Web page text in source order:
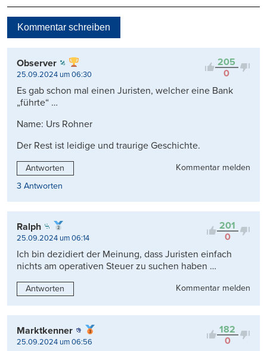
Kontrovers
Kommentar schreiben
205
0
Observer
25.09.2024 um 06:30
Es gab schon mal einen Juristen, welcher eine Bank
„führte“ …
Name: Urs Rohner
Der Rest ist leidige und traurige Geschichte.
Antworten
Kommentar melden
3 Antworten
201
0
Ralph
25.09.2024 um 06:14
Ich bin dezidiert der Meinung, dass Juristen einfach
nichts am operativen Steuer zu suchen haben …
Antworten Kommentar melden
182
0
Marktkenner
25.09.2024 um 06:56